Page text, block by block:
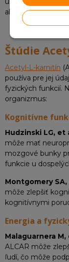
alebo užívate iné
Štúdie
Acetyl-L-karnitín
používa pre jej
fyzických funkcií.
organizmus:
Kognitívne
Hudzinski LG, et
môže mať
mozgové bunky
funkcie u
Montgomery
môže zlepšiť
kognitívnymi
Energia a
Malaguarnera
ALCAR môže
ľudí, čo môže